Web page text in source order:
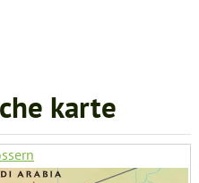
karte